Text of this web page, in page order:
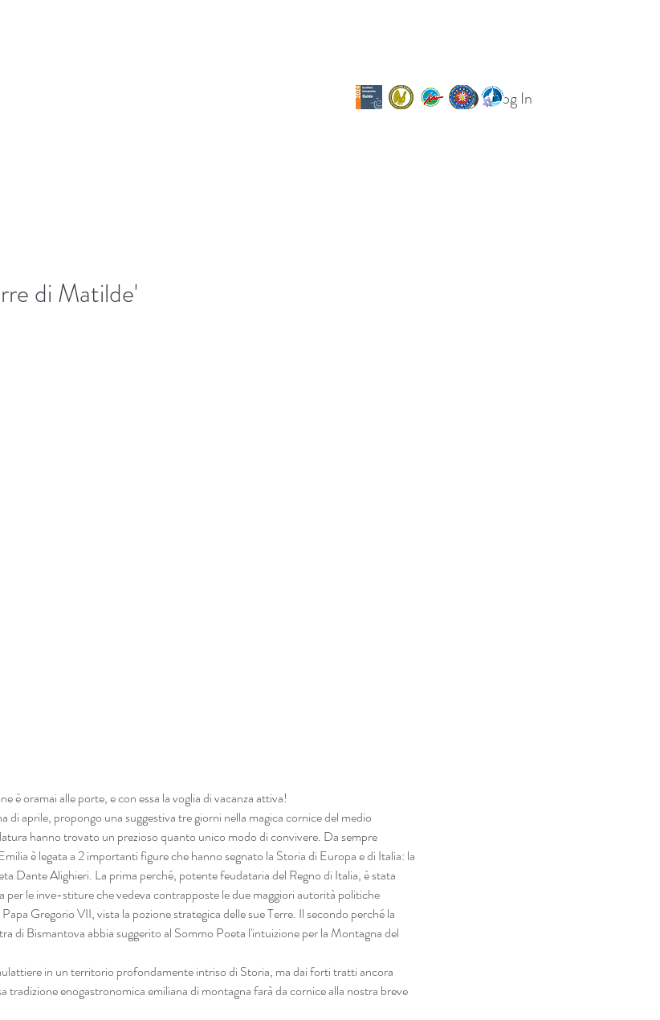
Log In
di Matilde'
è oramai alle porte, e con essa la voglia di vacanza attiva!
di aprile, propongo una suggestiva tre giorni nella magica cornice del medio
hanno trovato un prezioso quanto unico modo di convivere. Da sempre
è legata a 2 importanti figure che hanno segnato la Storia di Europa e di Italia: la
Dante Alighieri. La prima perché, potente feudataria del Regno di Italia, è stata
per le inve-stiture che vedeva contrapposte le due maggiori autorità politiche
Gregorio VII, vista la pozione strategica delle sue Terre. Il secondo perché la
di Bismantova abbia suggerito al Sommo Poeta l'intuizione per la Montagna del
in un territorio profondamente intriso di Storia, ma dai forti tratti ancora
tradizione enogastronomica emiliana di montagna farà da cornice alla nostra breve